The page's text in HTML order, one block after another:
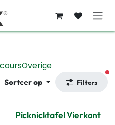
Overige
Sorteer op Filters
Picknicktafel Vierkant